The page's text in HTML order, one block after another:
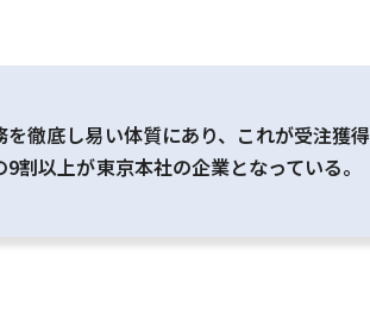
徹底し易い体質にあり、これが受注獲得
以上が東京本社の企業となっている。